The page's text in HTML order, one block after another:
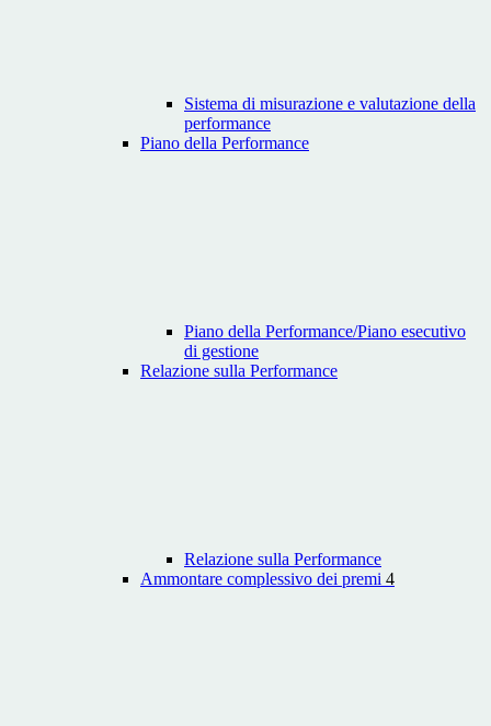
Sistema di misurazione e valutazione della
performance
Piano della Performance
Piano della Performance/Piano esecutivo
di gestione
Relazione sulla Performance
Relazione sulla Performance
Ammontare complessivo dei premi 4